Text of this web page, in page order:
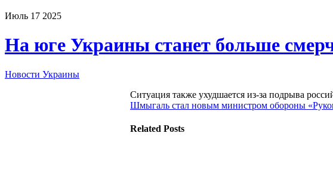
Июль 17 2025
На юге Украины станет больше
Новости Украины
Ситуация также ухудшается из-за подрыва
Шмыгаль стал новым министром обороны
Related Posts